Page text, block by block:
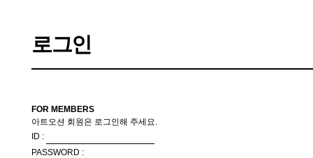
로그인
FOR MEMBERS
아트오션 회원은 로그인해 주세요.
ID :
PASSWORD :